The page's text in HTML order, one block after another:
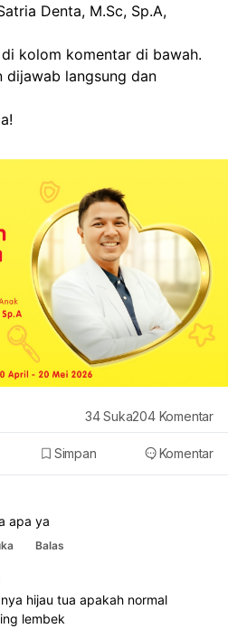
Denta, M.Sc, Sp.A,
kolom komentar di bawah.
dijawab langsung dan
Simpan Komentar
34 Suka204 Komentar
apa ya
Balas
hijau tua apakah normal
lembek